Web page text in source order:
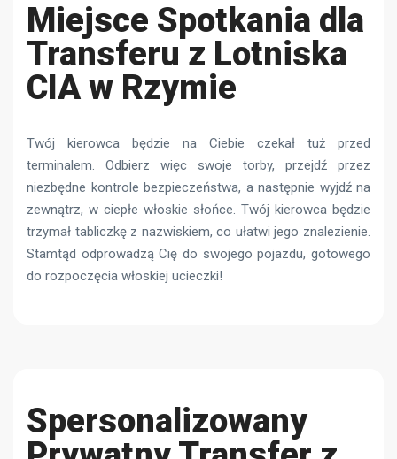
Miejsce Spotkania dla
Transferu z Lotniska
CIA w Rzymie
Twój kierowca będzie na Ciebie czekał tuż przed
terminalem. Odbierz więc swoje torby, przejdź przez
niezbędne kontrole bezpieczeństwa, a następnie wyjdź na
zewnątrz, w ciepłe włoskie słońce. Twój kierowca będzie
trzymał tabliczkę z nazwiskiem, co ułatwi jego znalezienie.
Stamtąd odprowadzą Cię do swojego pojazdu, gotowego
do rozpoczęcia włoskiej ucieczki!
Spersonalizowany